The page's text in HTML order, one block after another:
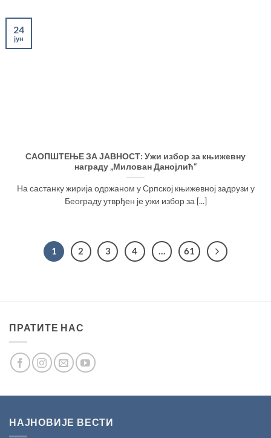
САОПШТЕЊЕ ЗА ЈАВНОСТ: Ужи избор за књижевну
награду „Милован Данојлић“
На састанку жирија одржаном у Српској књижевној задрузи у
Београду утврђен је ужи избор за [...]
24
јун
1 2 3 4 … 61
ПРАТИТЕ НАС
НАЈНОВИЈЕ ВЕСТИ